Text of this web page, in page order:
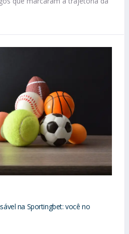
na Sportingbet: você no